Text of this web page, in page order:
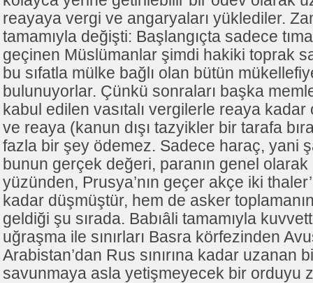
reayaya vergi ve angaryaları yüklediler.
tamamıyla değişti: Başlangıçta sadece
geçinen Müslümanlar şimdi hakiki toprak
bu sıfatla mülke bağlı olan bütün
bulunuyorlar. Çünkü sonraları başka
kabul edilen vasıtalı vergilerle reaya
ve reaya (kanun dışı tazyikler bir tarafa
fazla bir şey ödemez. Sadece haraç, yani
bunun gerçek değeri, paranın genel
yüzünden, Prusya’nın geçer akçe iki
kadar düşmüştür, hem de asker
geldiği şu sırada. Babıâli tamamıyla
uğraşma ile sınırları Basra körfezinden
Arabistan’dan Rus sınırına kadar uzanan
savunmaya asla yetişmeyecek bir orduyu